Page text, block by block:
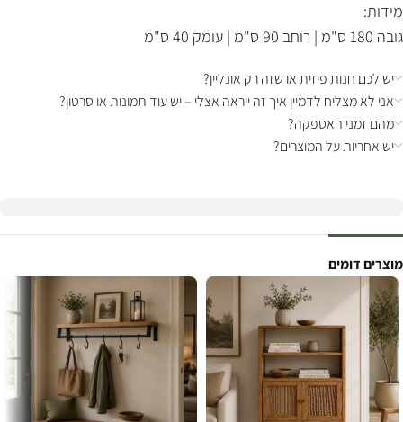
מידות:
גובה 180 ס"מ | רוחב 90 ס"מ | עומק 40 ס"מ
יש לכם חנות פיזית או שזה רק אונליין?
אני לא מצליח לדמיין איך זה ייראה אצלי – יש עוד תמונות או סרטון?
מהם זמני האספקה?
יש אחריות על המוצרים?
מוצרים דומים